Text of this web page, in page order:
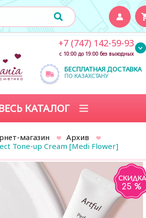
БЕСПЛАТНАЯ ДОСТАВКА
ПО КАЗАХСТАНУ
+7 (747) 142-59-93
с 10:00 до 19:00 без выходных
КАТАЛОГ
магазин
Архив
Tone-up Cream [Medi Flower]
25 %